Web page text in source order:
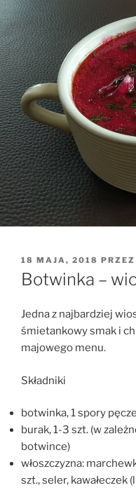
OPUBLIKOWANE
W
18 MAJA, 2018 PRZEZ
Botwinka –
Jedna z najbardziej
śmietankowy smak i
majowego menu.
Składniki
botwinka, 1 spory
burak, 1-3 szt. (w
botwince)
włoszczyzna:
szt., seler, kawałeczek